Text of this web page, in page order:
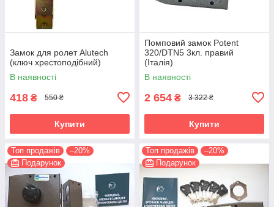
Замок для ролет Alutech
(ключ хрестоподібний)
В наявності
418 ₴ 550 ₴
Купити
Помповий замок Potent
320/DTN5 3кл. правий
(Італія)
В наявності
2 654 ₴ 3 322 ₴
Купити
Топ продажів
–20%
Подарунок
Топ продажів
–20%
Подарунок